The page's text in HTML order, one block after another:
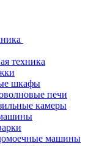
техника
шкафы
печи
камеры
машины